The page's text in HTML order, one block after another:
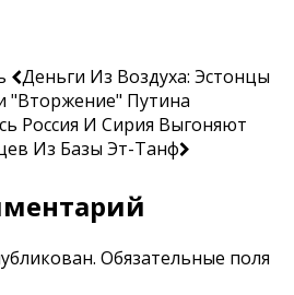
Деньги Из Воздуха: Эстонцы
"вторжение" Путина
Россия И Сирия Выгоняют
Из Базы Эт-Танф
Обязательные поля